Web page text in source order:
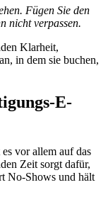
Fügen Sie den
nicht verpassen.
Klarheit,
in dem sie buchen,
E-
vor allem auf das
Zeit sorgt dafür,
No‑Shows und hält